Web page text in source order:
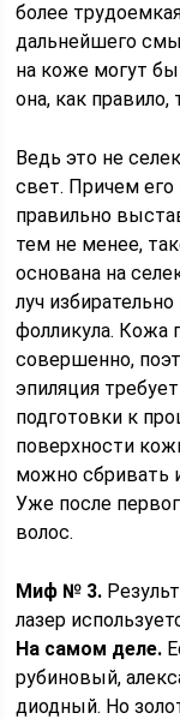
более
дальнейшего
на коже могут
она, как правило,
Ведь это не
свет. Причем
правильно
тем не менее,
основана на
луч
фолликула. Кожа
совершенно,
эпиляция
подготовки к
поверхности
можно сбривать
Уже после
волос.
Миф № 3.
лазер
На самом деле.
рубиновый,
диодный. Но